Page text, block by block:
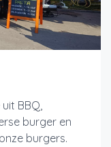
BBQ,
burger en
burgers.